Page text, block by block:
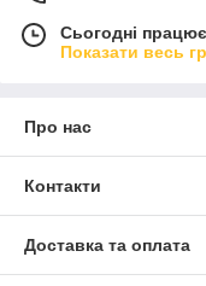
Сьогодні
Показати весь
Про нас
Контакти
Доставка та оплата